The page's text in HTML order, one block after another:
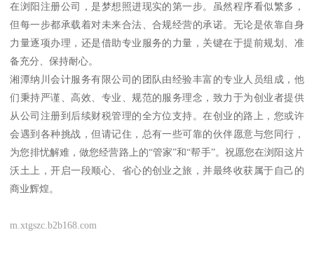
在浏阳注册公司，是梦想照进现实的第一步。虽然程序看似繁多，
但每一步都承载着对未来合法、合规经营的承诺。无论是依靠自身
力量逐项办理，还是借助专业服务的力量，关键在于提前规划、准
备充分、保持耐心。
湘潭纳川会计服务有限公司的团队由经验丰富的专业人员组成，他
们秉持严谨、高效、专业、规范的服务理念，致力于为创业者提供
从公司注册到后续财税管理的全方位支持。在创业的路上，您或许
会遇到各种挑战，但请记住，总有一些可靠的伙伴愿意与您同行，
为您排忧解难，做您经营路上的“管家”和“帮手”。祝愿您在浏阳这片
沃土上，开启一段顺心、省心的创业之旅，并最终收获属于自己的
商业辉煌。
m.xtgszc.b2b168.com